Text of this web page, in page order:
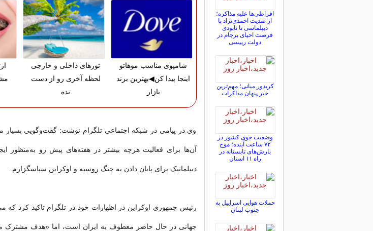
شامپوی مناسب موهاتو
اینجا پیدا کن◀بهترین برند
بازار
تورهای داخلی و خارجی
لحظه آخری رو از دست
نده
وی در پیامی در شبکه اجتماعی تلگرام نوشت: گفت‌وگویی بسیار
آن‌ها برای فعالیت هرچه بیشتر در هفته‌های پیش رو به‌منظور
دیپلماتیک برای پایان دادن به جنگ روسیه و اوکراین سپاسگزارم.
رئیس جمهوری اوکراین در اظهارات خود در تلگرام تاکید کرد که
جهانی در حال حاضر معطوف به ایران است، اما «هدف مشترک
افراطی‌ها علیه مذاکره؛
از ضدیت احمدی‌نژاد با
دیپلماسی تا نابودی
فرصت احیای برجام در
دولت رییسی
کریدور میانی؛ مهم‌ترین
خبر پنهان مذاکرات
وضعیت جوی کشور در
۷۲ ساعت آینده؛ موج
بارش‌های تابستانه در
راه ۱۱ استان
حملات هوایی اسراییل به
جنوب لبنان